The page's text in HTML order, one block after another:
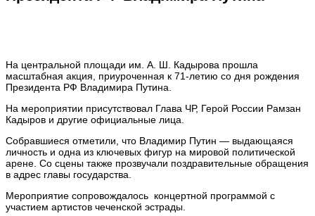
На центральной площади им. А. Ш. Кадырова прошла
масштабная акция, приуроченная к 71-летию со дня рождения
Президента РФ Владимира Путина.
На мероприятии присутствовал Глава ЧР, Герой России Рамзан
Кадыров и другие официальные лица.
Собравшиеся отметили, что Владимир Путин — выдающаяся
личность и одна из ключевых фигур на мировой политической
арене. Со сцены также прозвучали поздравительные обращения
в адрес главы государства.
Мероприятие сопровождалось концертной программой с
участием артистов чеченской эстрады.